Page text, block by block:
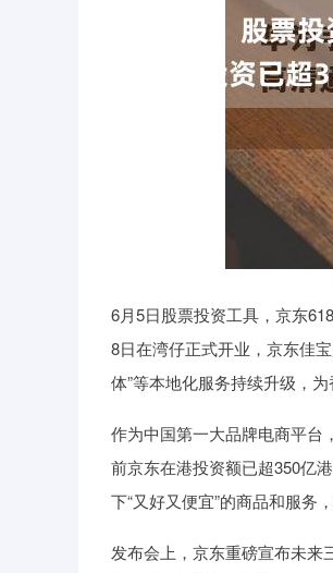
6月5日股票投资工具，京东
8日在湾仔正式开业，京东佳
体”等本地化服务持续升级，为
作为中国第一大品牌电商平台
前京东在港投资额已超350亿
下“又好又便宜”的商品和服务
发布会上，京东重磅宣布未